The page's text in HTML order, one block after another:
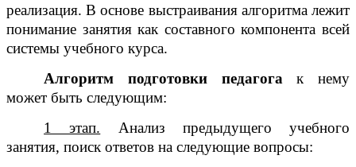
реализация. В основе выстраивания алгоритма лежит
понимание занятия как составного компонента всей
системы учебного курса.
Алгоритм подготовки педагогак нему
может быть следующим:
1 этап. Анализ предыдущего учебного
занятия, поиск ответов на следующие вопросы: